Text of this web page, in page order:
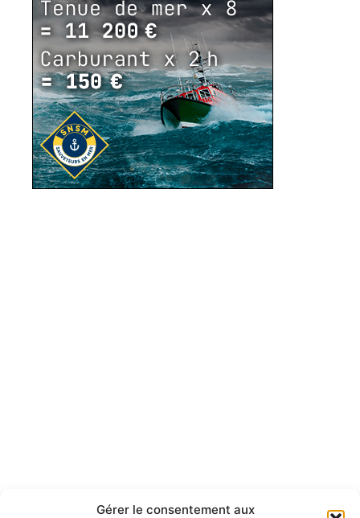
Gérer le consentement aux